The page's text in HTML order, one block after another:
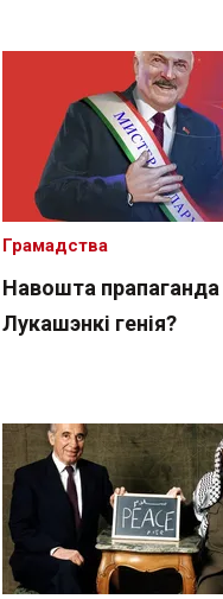
Навошта прапаганда
Лукашэнкі генія?
Грамадства